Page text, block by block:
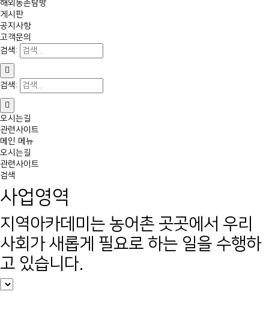
해외농촌탐방
게시판
공지사항
고객문의
검색:
검색:
오시는길
관련사이트
메인 메뉴
오시는길
관련사이트
검색
사업영역
지역아카데미는 농어촌 곳곳에서 우리
사회가 새롭게 필요로 하는 일을 수행하
고 있습니다.